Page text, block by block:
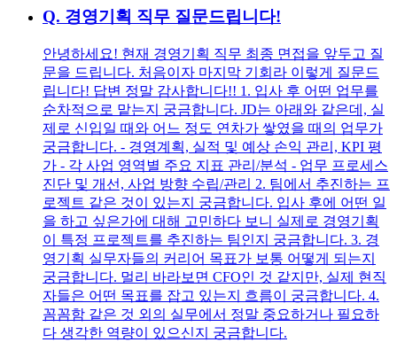
Q. 경영기획 직무 질문드립니다!
안녕하세요! 현재 경영기획 직무 최종 면접을 앞두고 질
문을 드립니다. 처음이자 마지막 기회라 이렇게 질문드
립니다! 답변 정말 감사합니다!! 1. 입사 후 어떤 업무를
순차적으로 맡는지 궁금합니다. JD는 아래와 같은데, 실
제로 신입일 때와 어느 정도 연차가 쌓였을 때의 업무가
궁금합니다. - 경영계획, 실적 및 예상 손익 관리, KPI 평
가 - 각 사업 영역별 주요 지표 관리/분석 - 업무 프로세스
진단 및 개선, 사업 방향 수립/관리 2. 팀에서 추진하는 프
로젝트 같은 것이 있는지 궁금합니다. 입사 후에 어떤 일
을 하고 싶은가에 대해 고민하다 보니 실제로 경영기획
이 특정 프로젝트를 추진하는 팀인지 궁금합니다. 3. 경
영기획 실무자들의 커리어 목표가 보통 어떻게 되는지
궁금합니다. 멀리 바라보면 CFO인 것 같지만, 실제 현직
자들은 어떤 목표를 잡고 있는지 흐름이 궁금합니다. 4.
꼼꼼함 같은 것 외의 실무에서 정말 중요하거나 필요하
다 생각한 역량이 있으신지 궁금합니다.